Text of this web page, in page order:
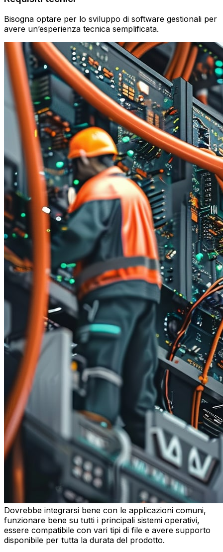
Bisogna optare per lo sviluppo di software gestionali per
avere un’esperienza tecnica semplificata.
Dovrebbe integrarsi bene con le applicazioni comuni,
funzionare bene su tutti i principali sistemi operativi,
essere compatibile con vari tipi di file e avere supporto
disponibile per tutta la durata del prodotto.